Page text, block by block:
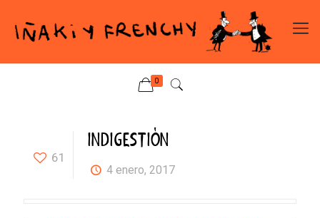
0
61
INDIGESTIÓN
4 enero, 2017